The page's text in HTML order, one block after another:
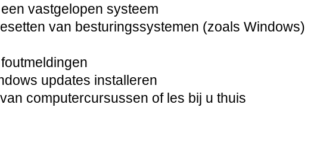
vastgelopen systeem
van besturingssystemen (zoals Windows)
updates installeren
computercursussen of les bij u thuis